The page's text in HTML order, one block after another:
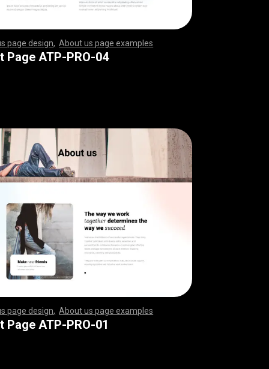
page design ,About us page examples
,,,,,,,,,,,,,,,, ,,,,,,,,,,,,,,,,,,,,,,,,,,,
,,,,,,,,,,,,,,,, ,,,,,,,,,,,,,,,,,,,,,,,,,,,
,,,,,,,,,,,,,,,, ,,,,,,,,,,,,,,,,,,,,,,,,,,,
,,,,,,,,,,,,,,,, ,,,,,,,,,,,,,,,,,,,,,,,,,,,
,,,,,,,,,,,,,,,, ,,,,,,,,,,,,,,,,,,,,,,,,,,,
,,,,,,,,,,,,,,,, ,,,,,,,,,,,,,,,,,,,,,,,,,,,
,,,,,,,,,,,,,,,, ,,,,,,,,,,,,,,,,,,,,,,,,,,,
,,,,,,,,,,,,,,,, ,,,,,,,,,,,,,,,,,,,,,,,,,,,
Page ATP-PRO-04
page design ,About us page examples
,,,,,,,,,,,,,,,, ,,,,,,,,,,,,,,,,,,,,,,,,,,,
,,,,,,,,,,,,,,,, ,,,,,,,,,,,,,,,,,,,,,,,,,,,
,,,,,,,,,,,,,,,, ,,,,,,,,,,,,,,,,,,,,,,,,,,,
,,,,,,,,,,,,,,,, ,,,,,,,,,,,,,,,,,,,,,,,,,,,
,,,,,,,,,,,,,,,, ,,,,,,,,,,,,,,,,,,,,,,,,,,,
,,,,,,,,,,,,,,,, ,,,,,,,,,,,,,,,,,,,,,,,,,,,
,,,,,,,,,,,,,,,, ,,,,,,,,,,,,,,,,,,,,,,,,,,,
,,,,,,,,,,,,,,,, ,,,,,,,,,,,,,,,,,,,,,,,,,,,
Page ATP-PRO-01